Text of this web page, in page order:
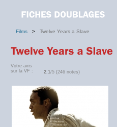
Films > Twelve Years a Slave
Votre avis
sur la VF :
2.1/5 (246 notes)